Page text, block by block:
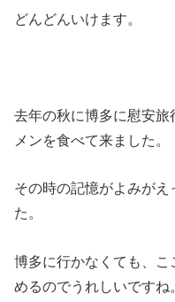
どんどんいけます。
去年の秋に博多に慰安
メンを食べて来ました。
その時の記憶がよみが
た。
博多に行かなくても、
めるのでうれしいですね